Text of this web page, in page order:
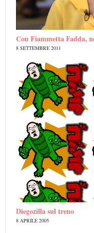
Con Fiammetta Fadda,
8 SETTEMBRE 2011
Diegozilla sul treno
8 APRILE 2005